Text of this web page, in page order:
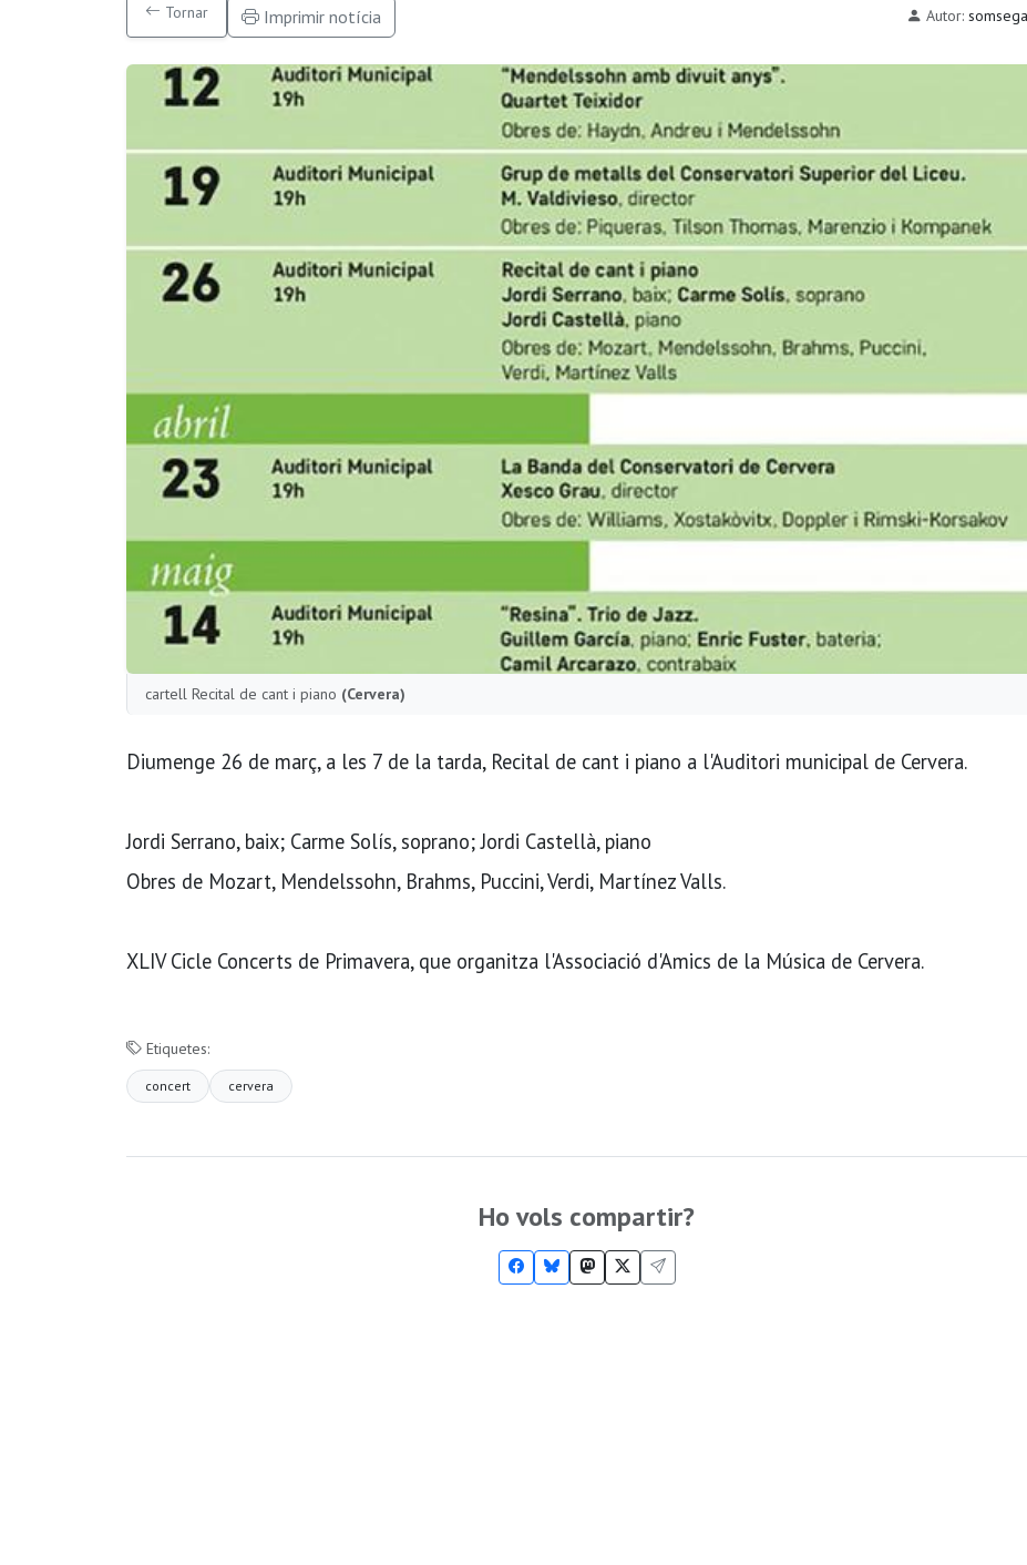
Tornar Imprimir notícia Autor:
cartell Recital de cant i piano (Cervera)
Diumenge 26 de març, a les 7 de la tarda, Recital de cant i piano a l'Auditori municipal de Cervera.
Jordi Serrano, baix; Carme Solís, soprano; Jordi Castellà, piano
Obres de Mozart, Mendelssohn, Brahms, Puccini, Verdi, Martínez Valls.
XLIV Cicle Concerts de Primavera, que organitza l'Associació d'Amics de la Música de Cervera.
Etiquetes:
concert cervera
Ho vols compartir?